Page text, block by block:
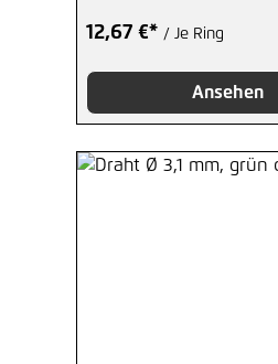
12,67 €* / Je Ring
Ansehen